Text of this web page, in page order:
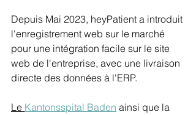
Depuis Mai 2023, heyPatient a introduit
l'enregistrement web sur le marché
pour une intégration facile sur le site
web de l'entreprise, avec une livraison
directe des données à l'ERP.
Le Kantonsspital Baden ainsi que la